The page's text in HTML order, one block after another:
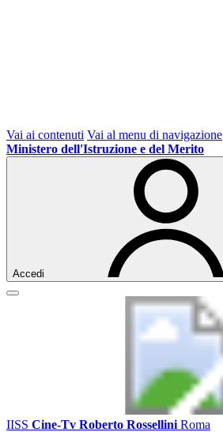
Vai ai contenuti Vai al menu di navigazione
Ministero dell'Istruzione e del Merito
Accedi
IISS Cine-Tv Roberto Rossellini Roma